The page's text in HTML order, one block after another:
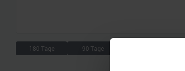
180 Tage 90 Tage